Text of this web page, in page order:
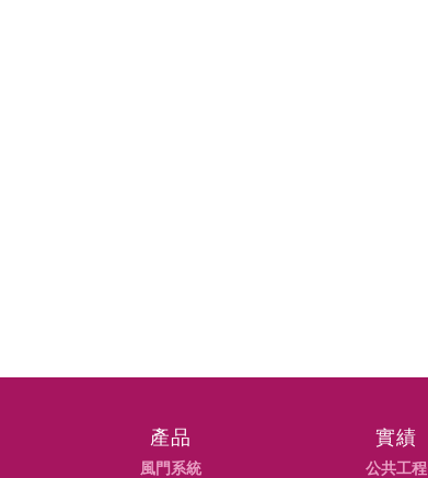
產品
風門系統
實績
公共工程